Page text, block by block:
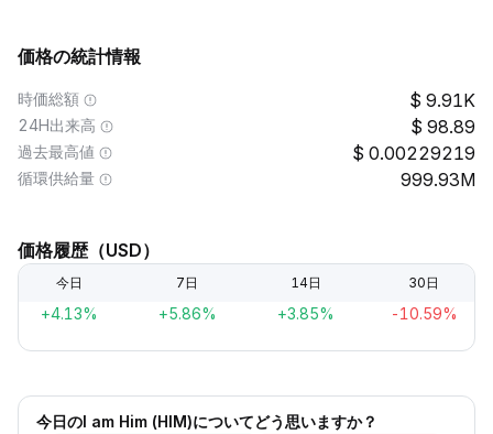
価格の統計情報
時価総額 9.91K
24H出来高 98.89
過去最高値 0.00229219
循環供給量 999.93M
価格履歴（USD）
今日 7日 14日 30日
+4.13% +5.86% +3.85% -10.59%
今日のI am Him (HIM)についてどう思いますか？